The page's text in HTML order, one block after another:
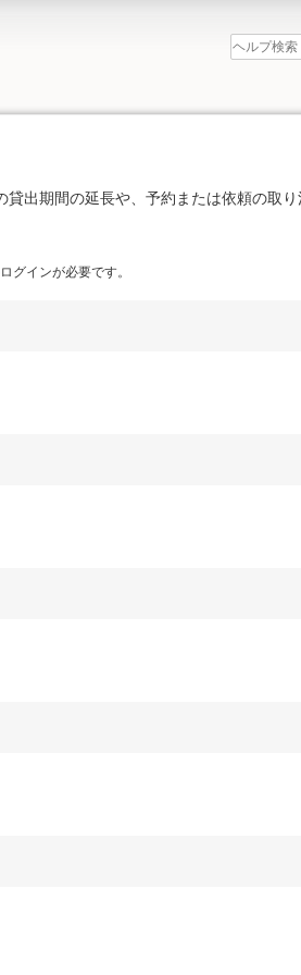
出期間の延長や、予約または依頼の取り
グインが必要です。